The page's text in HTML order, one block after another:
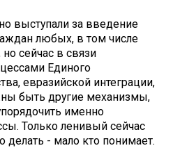
выступали за введение
любых, в том числе
сейчас в связи
Единого
евразийской интеграции,
быть другие механизмы,
именно
Только ленивый сейчас
делать - мало кто понимает.